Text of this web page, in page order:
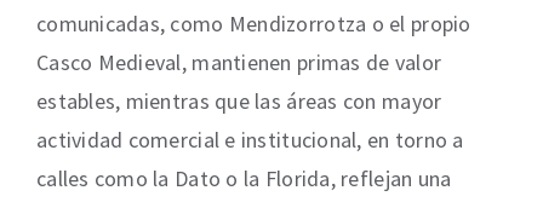
comunicadas, como Mendizorrotza o el propio
Casco Medieval, mantienen primas de valor
estables, mientras que las áreas con mayor
actividad comercial e institucional, en torno a
calles como la Dato o la Florida, reflejan una